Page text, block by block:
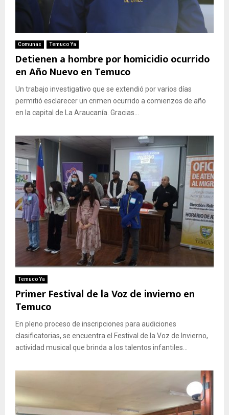
Comunas Temuco Ya
Detienen a hombre por homicidio ocurrido
en Año Nuevo en Temuco
Un trabajo investigativo que se extendió por varios días
permitió esclarecer un crimen ocurrido a comienzos de año
en la capital de La Araucanía. Gracias...
Temuco Ya
Primer Festival de la Voz de invierno en
Temuco
En pleno proceso de inscripciones para audiciones
clasificatorias, se encuentra el Festival de la Voz de Invierno,
actividad musical que brinda a los talentos infantiles...